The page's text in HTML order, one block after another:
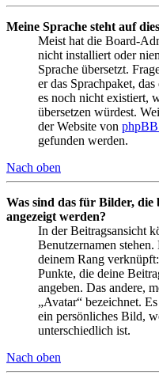
Meine Sprache steht auf
Meist hat die Board-
nicht installiert oder
Sprache übersetzt.
er das Sprachpaket,
es noch nicht existiert,
übersetzen würdest.
der Website von
gefunden werden.
Nach oben
Was sind das für Bilder, die
angezeigt werden?
In der Beitragsansicht
Benutzernamen
deinem Rang
Punkte, die deine
angeben. Das andere,
„Avatar“ bezeichnet.
ein persönliches Bild,
unterschiedlich ist.
Nach oben